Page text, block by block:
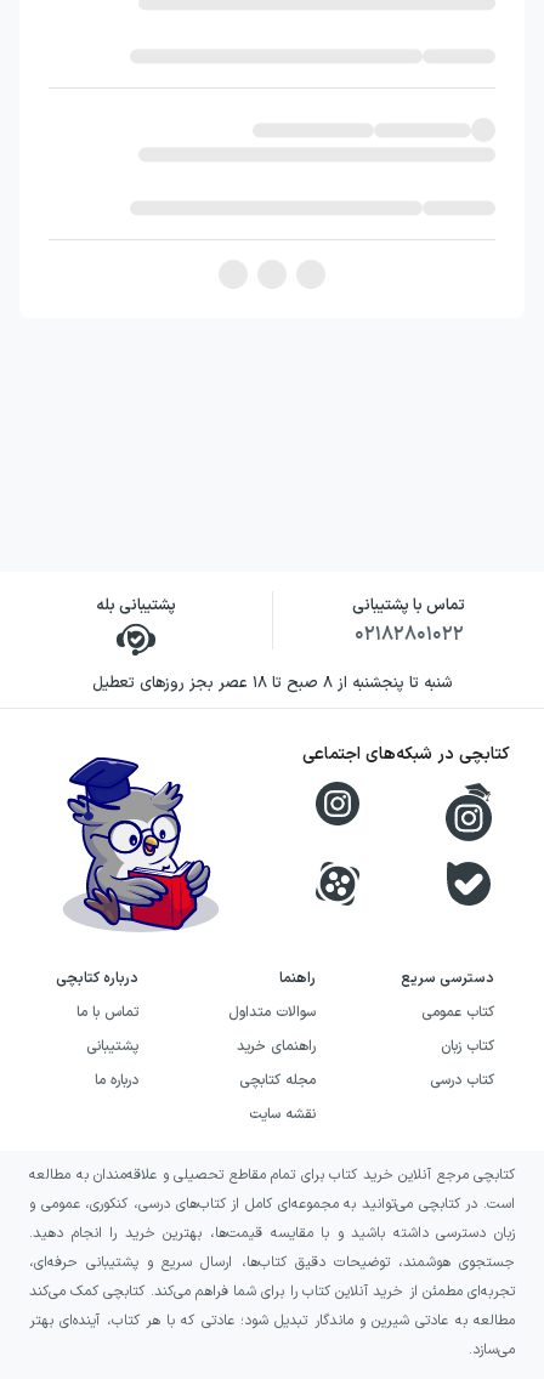
تماس با پشتیبانی
۰۲۱۸۲۸۰۱۰۲۲
پشتیبانی بله
شنبه تا پنجشنبه از ۸ صبح تا ۱۸ عصر بجز روزهای تعطیل
دسترسی سریع
کتاب عمومی
کتاب زبان
کتاب درسی
راهنما
سوالات متداول
راهنمای خرید
مجله کتابچی
نقشه سایت
درباره کتابچی
تماس با ما
پشتیبانی
درباره ما
کتابچی در شبکه‌های اجتماعی
کتابچی مرجع آنلاین خرید کتاب برای تمام مقاطع تحصیلی و علاقه‌مندان به مطالعه
است. در کتابچی می‌توانید به مجموعه‌ای کامل از کتاب‌های درسی، کنکوری، عمومی و
زبان دسترسی داشته باشید و با مقایسه قیمت‌ها، بهترین خرید را انجام دهید.
جستجوی هوشمند، توضیحات دقیق کتاب‌ها، ارسال سریع و پشتیبانی حرفه‌ای،
تجربه‌ای مطمئن از خرید آنلاین کتاب را برای شما فراهم می‌کند. کتابچی کمک می‌کند
مطالعه به عادتی شیرین و ماندگار تبدیل شود؛ عادتی که با هر کتاب، آینده‌ای بهتر
می‌سازد.